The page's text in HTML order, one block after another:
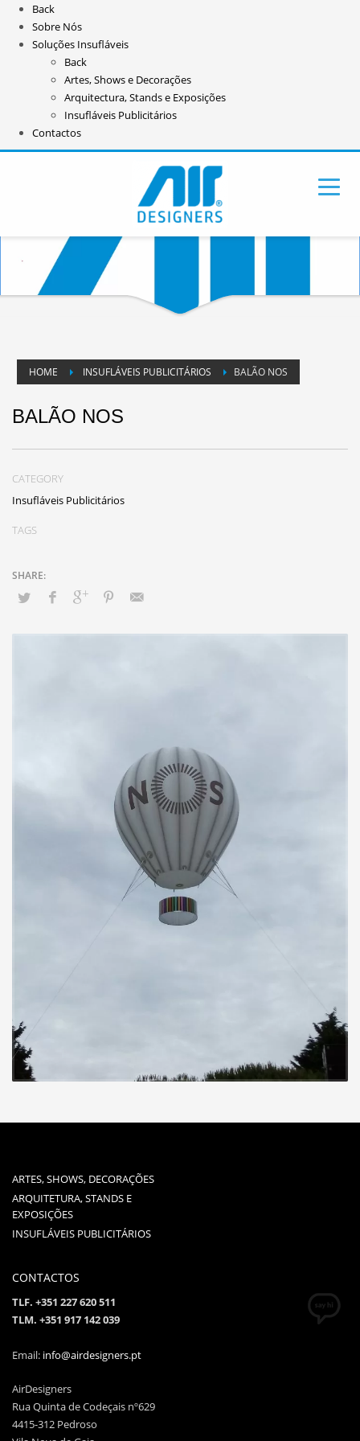
Back
Sobre Nós
Soluções Insufláveis
Back
Artes, Shows e Decorações
Arquitectura, Stands e Exposições
Insufláveis Publicitários
Contactos
HOME INSUFLÁVEIS PUBLICITÁRIOS BALÃO NOS
BALÃO NOS
CATEGORY
Insufláveis Publicitários
TAGS
ARTES, SHOWS, DECORAÇÕES
ARQUITETURA, STANDS E
EXPOSIÇÕES
INSUFLÁVEIS PUBLICITÁRIOS
CONTACTOS
TLF. +351 227 620 511
TLM. +351 917 142 039
Email: info@airdesigners.pt
AirDesigners
Rua Quinta de Codeçais nº629
4415-312 Pedroso